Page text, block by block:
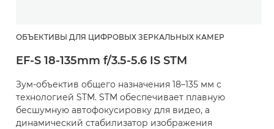
ОБЪЕКТИВЫ ДЛЯ ЦИФРОВЫХ ЗЕРКАЛЬНЫХ КАМЕР
EF-S 18-135mm f/3.5-5.6 IS STM
Зум-объектив общего назначения 18–135 мм с
технологией STM. STM обеспечивает плавную
бесшумную автофокусировку для видео, а
динамический стабилизатор изображения